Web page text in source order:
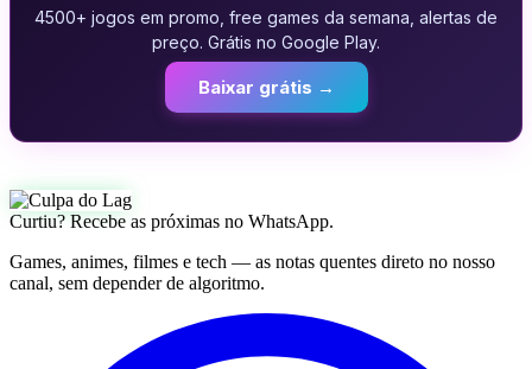
4500+ jogos em promo, free games da semana, alertas de
preço. Grátis no Google Play.
Baixar grátis →
Curtiu? Recebe as próximas no WhatsApp.
Games, animes, filmes e tech — as notas quentes direto no nosso
canal, sem depender de algoritmo.